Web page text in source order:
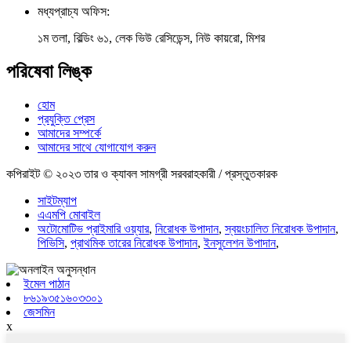
মধ্যপ্রাচ্য অফিস:
১ম তলা, বিল্ডিং ৬১, লেক ভিউ রেসিডেন্স, নিউ কায়রো, মিশর
পরিষেবা লিঙ্ক
হোম
প্রযুক্তি প্রেস
আমাদের সম্পর্কে
আমাদের সাথে যোগাযোগ করুন
কপিরাইট © ২০২৩ তার ও ক্যাবল সামগ্রী সরবরাহকারী / প্রস্তুতকারক
সাইটম্যাপ
এএমপি মোবাইল
অটোমোটিভ প্রাইমারি ওয়্যার, নিরোধক উপাদান,স্বয়ংচালিত নিরোধক উপাদান,
পিভিসি, প্রাথমিক তারের নিরোধক উপাদান,ইনসুলেশন উপাদান,
ইমেল পাঠান
৮৬১৯৩৫১৬০৩৩০১
জেসমিন
x